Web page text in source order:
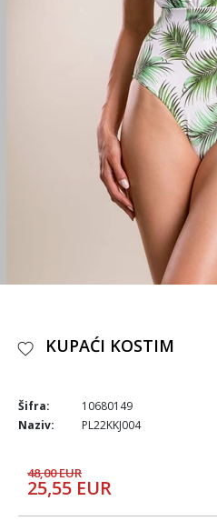
KUPAĆI KOSTIM
Šifra:
10680149
Naziv:
PL22KKJ004
48,00 EUR
25,55 EUR